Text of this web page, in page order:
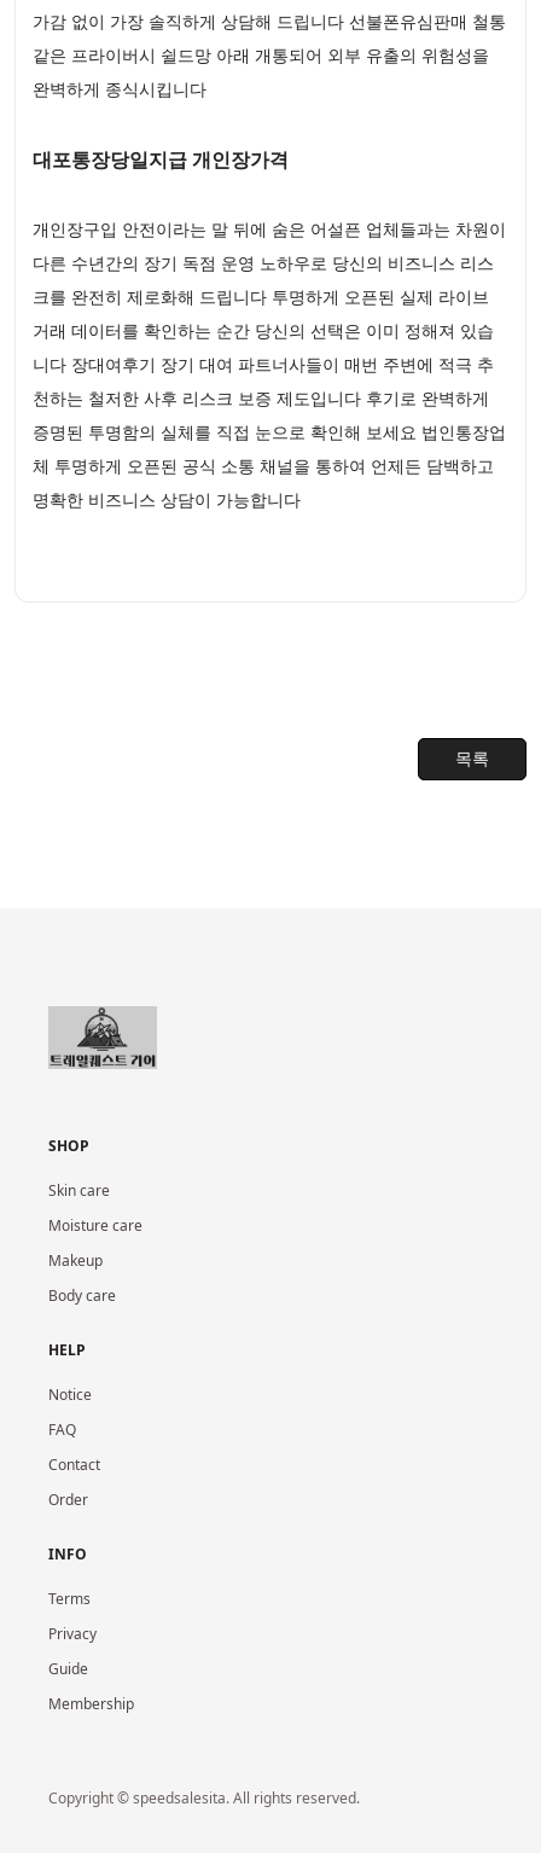
가감 없이 가장 솔직하게 상담해 드립니다 선불폰유심판매 철통
같은 프라이버시 쉴드망 아래 개통되어 외부 유출의 위험성을
완벽하게 종식시킵니다
대포통장당일지급 개인장가격
개인장구입 안전이라는 말 뒤에 숨은 어설픈 업체들과는 차원이
다른 수년간의 장기 독점 운영 노하우로 당신의 비즈니스 리스
크를 완전히 제로화해 드립니다 투명하게 오픈된 실제 라이브
거래 데이터를 확인하는 순간 당신의 선택은 이미 정해져 있습
니다 장대여후기 장기 대여 파트너사들이 매번 주변에 적극 추
천하는 철저한 사후 리스크 보증 제도입니다 후기로 완벽하게
증명된 투명함의 실체를 직접 눈으로 확인해 보세요 법인통장업
체 투명하게 오픈된 공식 소통 채널을 통하여 언제든 담백하고
명확한 비즈니스 상담이 가능합니다
목록
SHOP
Skin care
Moisture care
Makeup
Body care
HELP
Notice
FAQ
Contact
Order
INFO
Terms
Privacy
Guide
Membership
Copyright © speedsalesita. All rights reserved.